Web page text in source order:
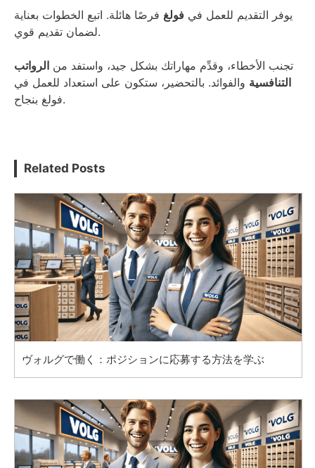
يوفر التقديم للعمل في فولغ فرصًا هائلة. اتبع الخطوات بعناية
لضمان تقديم قوي.
تجنب الأخطاء، وقدِّم مهاراتك بشكل جيد، واستفد من الرواتب
التنافسية والفوائد. بالتحضير، ستكون على استعداد للعمل في
فولغ بنجاح.
Related Posts
ヴォルグで働く：ポジションに応募する方法を学ぶ